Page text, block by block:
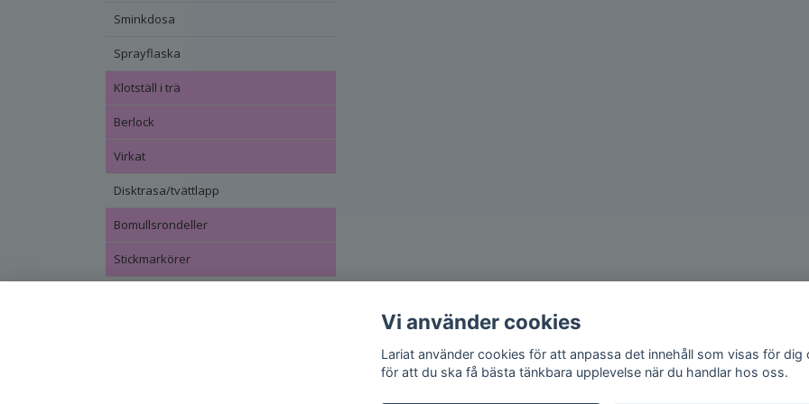
Sminkdosa
Sprayflaska
Klotställ i trä
Berlock
Virkat
Disktrasa/tvättlapp
Bomullsrondeller
Stickmarkörer
Vi använder cookies
Lariat använder cookies för att anpassa det innehåll som visas för dig
för att du ska få bästa tänkbara upplevelse när du handlar hos oss.